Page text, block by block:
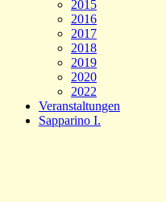
2015
2016
2017
2018
2019
2020
2022
Veranstaltungen
Sapparino I.